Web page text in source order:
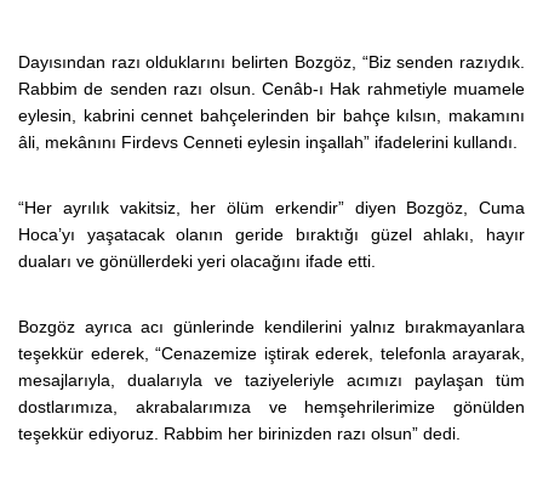
Dayısından razı olduklarını belirten Bozgöz, “Biz senden razıydık.
Rabbim de senden razı olsun. Cenâb-ı Hak rahmetiyle muamele
eylesin, kabrini cennet bahçelerinden bir bahçe kılsın, makamını
âli, mekânını Firdevs Cenneti eylesin inşallah” ifadelerini kullandı.
“Her ayrılık vakitsiz, her ölüm erkendir” diyen Bozgöz, Cuma
Hoca’yı yaşatacak olanın geride bıraktığı güzel ahlakı, hayır
duaları ve gönüllerdeki yeri olacağını ifade etti.
Bozgöz ayrıca acı günlerinde kendilerini yalnız bırakmayanlara
teşekkür ederek, “Cenazemize iştirak ederek, telefonla arayarak,
mesajlarıyla, dualarıyla ve taziyeleriyle acımızı paylaşan tüm
dostlarımıza, akrabalarımıza ve hemşehrilerimize gönülden
teşekkür ediyoruz. Rabbim her birinizden razı olsun” dedi.